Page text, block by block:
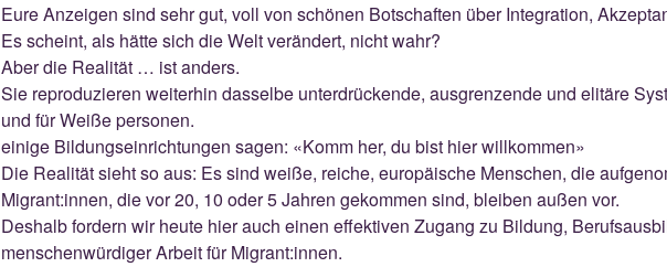
Eure Anzeigen sind sehr gut, voll von schönen Botschaften über Integration,
Es scheint, als hätte sich die Welt verändert, nicht wahr?
Aber die Realität … ist anders.
Sie reproduzieren weiterhin dasselbe unterdrückende, ausgrenzende und elitäre
und für Weiße personen.
einige Bildungseinrichtungen sagen: «Komm her, du bist hier willkommen»
Die Realität sieht so aus: Es sind weiße, reiche, europäische Menschen, die
Migrant:innen, die vor 20, 10 oder 5 Jahren gekommen sind, bleiben außen vor.
Deshalb fordern wir heute hier auch einen effektiven Zugang zu Bildung,
menschenwürdiger Arbeit für Migrant:innen.